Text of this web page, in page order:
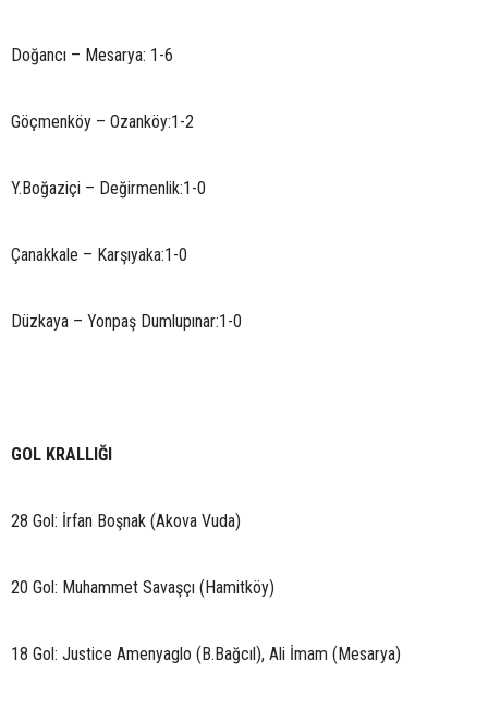
Doğancı – Mesarya: 1-6
Göçmenköy – Ozanköy:1-2
Y.Boğaziçi – Değirmenlik:1-0
Çanakkale – Karşıyaka:1-0
Düzkaya – Yonpaş Dumlupınar:1-0
GOL KRALLIĞI
28 Gol: İrfan Boşnak (Akova Vuda)
20 Gol: Muhammet Savaşçı (Hamitköy)
18 Gol: Justice Amenyaglo (B.Bağcıl), Ali İmam (Mesarya)